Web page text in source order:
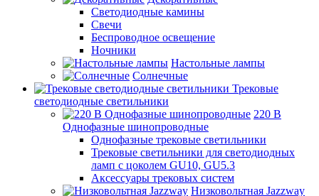
Светодиодные камины
Свечи
Беспроводное освещение
Ночники
Настольные лампы
Солнечные
Трековые
светодиодные светильники
220 B
Однофазные шинопроводные
Однофазные трековые светильники
Трековые светильники для светодиодных
ламп с цоколем GU10, GU5.3
Аксессуары трековых систем
Низковольтная Jazzway